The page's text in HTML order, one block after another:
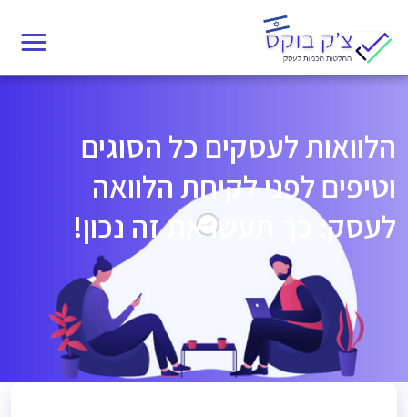
content
הלוואות לעסקים כל הסוגים
וטיפים לפני לקיחת הלוואה
לעסק: כך תעשו את זה נכון!